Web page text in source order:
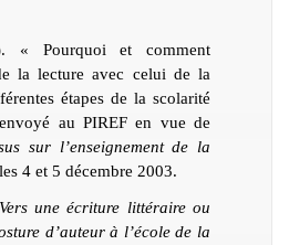
« Pourquoi et comment
la lecture avec celui de la
étapes de la scolarité
au PIREF en vue de
sur l’enseignement de la
4 et 5 décembre 2003.
Vers une écriture littéraire ou
d’auteur à l’école de la